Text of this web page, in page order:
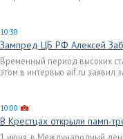
10:30
Зампред ЦБ РФ Алексей
Временный период высоких
этом в интервью aif.ru заявил
10:00
В Крестцах открыли памп-